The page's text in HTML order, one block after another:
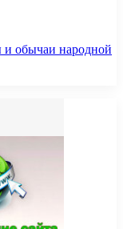
и обычаи народной